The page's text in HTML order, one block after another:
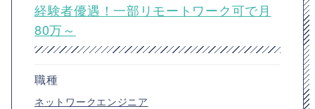
経験者優遇！一部リモートワーク可で月
80万～
職種
ネットワークエンジニア